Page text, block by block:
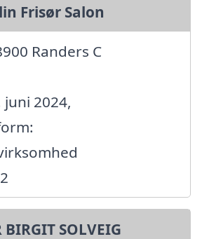
Frisør Salon
Randers C
2024,
SOLVEIG